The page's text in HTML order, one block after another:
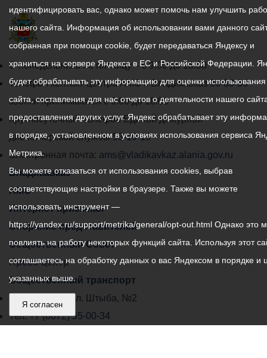
График
работы
администрации
местного
самоуправления
города
Владикавказ:
С понедельника по пятницу – с 9.00 до 18.00
Телефон контакт-центра АМС г. Владикавказ30-30-30
звонки принимаются с 9:00 до 18:00
Круглосуточный телефон Единой дежурной
диспетчерской службы53-19-19
Электронная почта: ams@vladikavkaz.alania.gov.ru
Владикавказ
АМС
Интернет приемная
Собрание представителей
Общественный Совет
Пресс-центр
Общественный транспорт
Владикавказ, пл. Штыба, №2
Тел:+7 (8672) 55-00-34
идентифицировать вас, однако может помочь нам улучшить
нашего сайта. Информация об использовании вами данного
собранная при помощи cookie, будет передаваться Яндексу и
храниться на сервере Яндекса в ЕС и Российской Федерации.
будет обрабатывать эту информацию для оценки
сайта, составления для нас отчетов о деятельности нашего
предоставления других услуг. Яндекс обрабатывает эту
в порядке, установленном в условиях использования сервиса
Метрика.
Вы можете отказаться от использования cookies, выбрав
соответствующие настройки в браузере. Также вы можете
использовать инструмент —
https://yandex.ru/support/metrika/general/opt-out.html Однако это
повлиять на работу некоторых функций сайта. Используя этот
соглашаетесь на обработку данных о вас Яндексом в порядке и
указанных выше.
Я согласен